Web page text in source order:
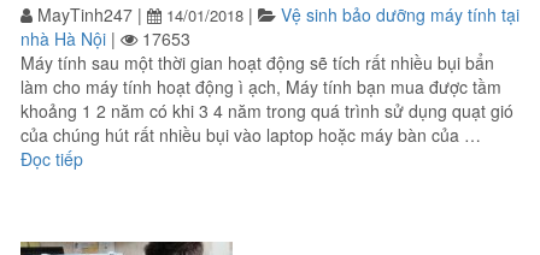
MayTinh247 | 14/01/2018 |
Vệ sinh bảo dưỡng máy tính tại
nhà Hà Nội |
17653
Máy tính sau một thời gian hoạt động sẽ tích rất nhiều bụi bẩn
làm cho máy tính hoạt động ì ạch, Máy tính bạn mua được tầm
khoảng 1 2 năm có khi 3 4 năm trong quá trình sử dụng quạt gió
của chúng hút rất nhiều bụi vào laptop hoặc máy bàn của …
Đọc tiếp“Bảo dưỡng vệ sinh máy tính PC laptop tại nhà Nam Bắc